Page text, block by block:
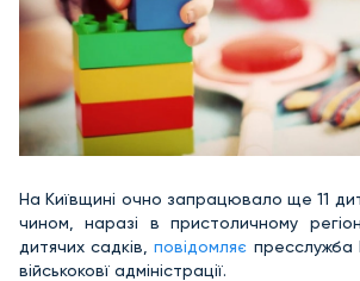
На Київщині очно запрацювало ще 11
чином, наразі в пристоличному
дитячих садків,повідомляє пресслужба
військоковї адміністрації.